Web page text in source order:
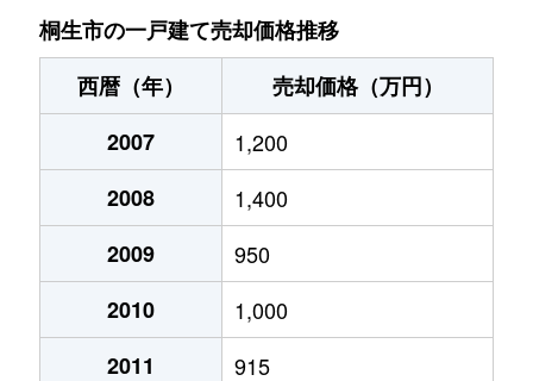
相生町
2,200万円 相老
徒
相生町
1,900万円 相老
徒
相生町
相生町
1,900万円
梅田町
2,300万円
桐生市の一戸建て売却価格推移
西暦（年）
売却価格（万円）
2007
1,200
2008
1,400
2009
950
2010
1,000
2011
915